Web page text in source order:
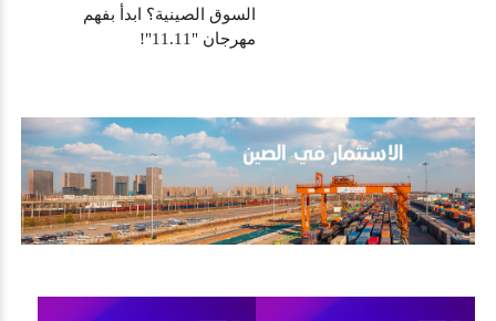
السوق الصينية؟ ابدأ بفهم
مهرجان "11.11"!